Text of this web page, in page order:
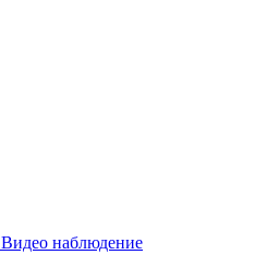
Видео наблюдение